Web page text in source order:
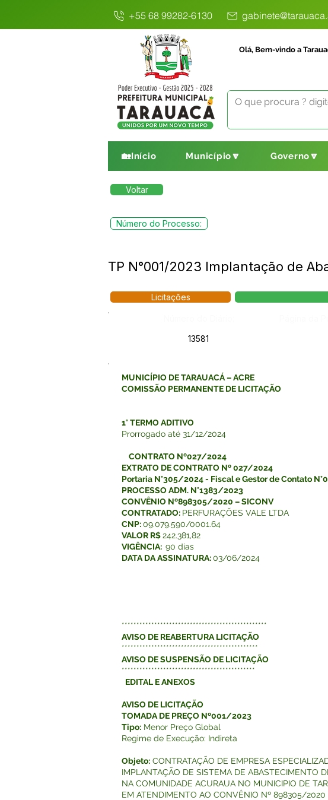
+55 68 99282-6130
Olá, Bem-vindo a
🏡Início Município🔽 Governo🔽
Voltar
Número do Processo:
TP N°001/2023 Implantação de
Licitações
13581
MUNICÍPIO DE TARAUACÁ – ACRE
COMISSÃO PERMANENTE DE LICITAÇÃO
1° TERMO ADITIVO
Prorrogado até 31/12/2024
CONTRATO Nº027/2024
EXTRATO DE CONTRATO Nº 027/2024
Portaria N°305/2024 - Fiscal e Gestor de Contato
PROCESSO ADM. N°1383/2023
CONVÊNIO Nº898305/2020 – SICONV
CONTRATADO: PERFURAÇÕES VALE LTDA
CNP:09.079.590/0001.64
VALOR R$242.381,82
VIGÊNCIA: 90 dias
DATA DA ASSINATURA:03/06/2024
*************************************************
AVISO DE REABERTURA LICITAÇÃO
**********************************************
AVISO DE SUSPENSÃO DE LICITAÇÃO
*********************************************
EDITAL E ANEXOS
AVISO DE LICITAÇÃO
TOMADA DE PREÇO Nº001/2023
Tipo: Menor Preço Global
Regime de Execução: Indireta
Objeto: CONTRATAÇÃO DE EMPRESA
IMPLANTAÇÃO DE SISTEMA DE ABASTECIMENTO
NA COMUNIDADE ACURAUA NO MUNICIPIO DE
EM ATENDIMENTO AO CONVÊNIO Nº 898305/2020